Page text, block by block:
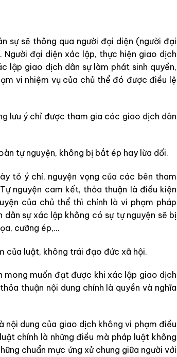
sự sẽ thông qua người đại diện (người đại
đại diện xác lập, thực hiện giao dịch
lập giao dịch dân sự làm phát sinh quyền,
vi nhiệm vụ của chủ thể đó được điều lệ
lưu ý chỉ được tham gia các giao dịch dân
tự nguyện, không bị bắt ép hay lừa dối.
tỏ ý chí, nguyện vọng của các bên tham
nguyện cam kết, thỏa thuận là điều kiện
của chủ thể thì chính là vi phạm pháp
sự xác lập không có sự tự nguyện sẽ bị
cưỡng ép,…
của luật, không trái đạo đức xã hội.
mong muốn đạt được khi xác lập giao dịch
thuận nội dung chính là quyền và nghĩa
dung của giao dịch không vi phạm điều
chính là những điều mà pháp luật không
chuẩn mực ứng xử chung giữa người với